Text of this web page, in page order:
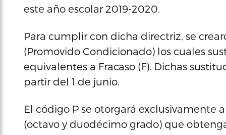
este año escolar 2019-2020.
Para cumplir con dicha directriz, se
(Promovido Condicionado) los cuales
equivalentes a Fracaso (F). Dichas
partir del 1 de junio.
El código P se otorgará exclusivamente
(octavo y duodécimo grado) que